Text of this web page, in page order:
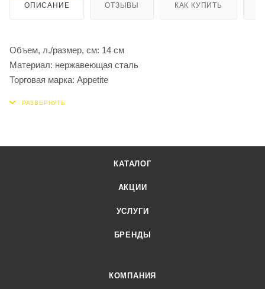
ОПИСАНИЕ ОТЗЫВЫ КАК КУПИТЬ
Объем, л./размер, см: 14 см
Материал: нержавеющая сталь
Торговая марка: Appetite
КАТАЛОГ
АКЦИИ
УСЛУГИ
БРЕНДЫ
КОМПАНИЯ